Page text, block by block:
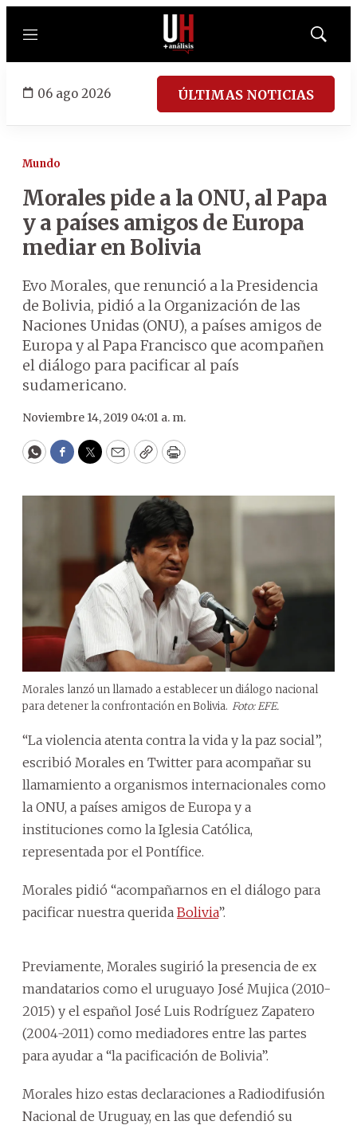
Menú
Mostrar
06 ago 2026 ÚLTIMAS NOTICIAS
Mundo
Morales pide a la ONU, al Papa
y a países amigos de Europa
mediar en Bolivia
Evo Morales, que renunció a la Presidencia
de Bolivia, pidió a la Organización de las
Naciones Unidas (ONU), a países amigos de
Europa y al Papa Francisco que acompañen
el diálogo para pacificar al país
sudamericano.
Noviembre 14, 2019 04:01 a. m.
WhatsApp
Facebook
Twitter
EmailCopyPrint
Morales lanzó un llamado a establecer un diálogo nacional
para detener la confrontación en Bolivia. Foto: EFE.
“La violencia atenta contra la vida y la paz social”,
escribió Morales en Twitter para acompañar su
llamamiento a organismos internacionales como
la ONU, a países amigos de Europa y a
instituciones como la Iglesia Católica,
representada por el Pontífice.
Morales pidió “acompañarnos en el diálogo para
pacificar nuestra querida Bolivia”.
Previamente, Morales sugirió la presencia de ex
mandatarios como el uruguayo José Mujica (2010-
2015) y el español José Luis Rodríguez Zapatero
(2004-2011) como mediadores entre las partes
para ayudar a “la pacificación de Bolivia”.
Morales hizo estas declaraciones a Radiodifusión
Nacional de Uruguay, en las que defendió su